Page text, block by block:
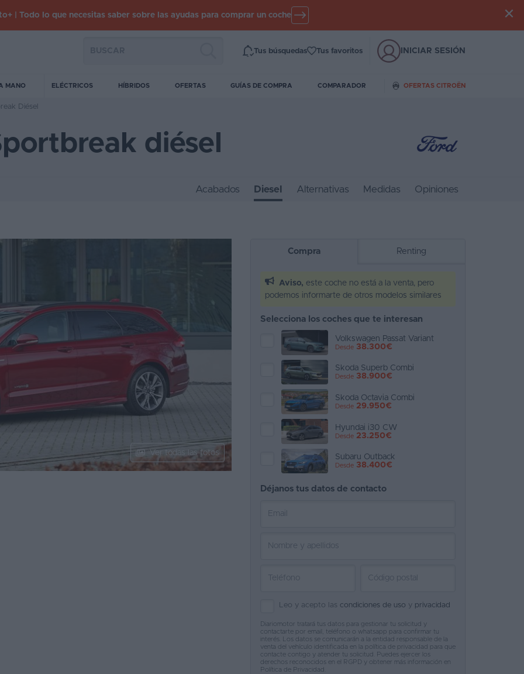
| Todo lo que necesitas saber sobre las ayudas para comprar un coche
Tus búsquedas Tus favoritos INICIAR SESIÓN
MANO ELÉCTRICOS HÍBRIDOS OFERTAS GUÍAS DE COMPRA COMPARADOR OFERTAS CITROËN
Diésel
diésel
Acabados Diesel Alternativas Medidas Opiniones
Ver todas las fotos
Compra Renting
Aviso, este coche no está a la venta, pero
podemos informarte de otros modelos similares
Selecciona los coches que te interesan
Volkswagen Passat Variant
Desde 38.300€
Skoda Superb Combi
Desde 38.900€
Skoda Octavia Combi
Desde 29.950€
Hyundai i30 CW
Desde 23.250€
Subaru Outback
Desde 38.400€
Déjanos tus datos de contacto
Leo y acepto las condiciones de uso y privacidad
Diariomotor tratará tus datos para gestionar tu solicitud y
contactarte por email, teléfono o whatsapp para confirmar tu
interés. Los datos se comunicarán a la entidad responsable de la
venta del vehículo identificada en la política de privacidad para que
contacte contigo y atender tu solicitud. Puedes ejercer los
derechos reconocidos en el RGPD y obtener más información en
Política de Privacidad